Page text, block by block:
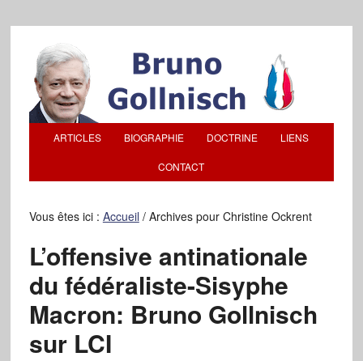
ARTICLES BIOGRAPHIE DOCTRINE LIENS
CONTACT
Vous êtes ici : Accueil /Archives pour Christine Ockrent
L’offensive antinationale
du fédéraliste-Sisyphe
Macron: Bruno Gollnisch
sur LCI